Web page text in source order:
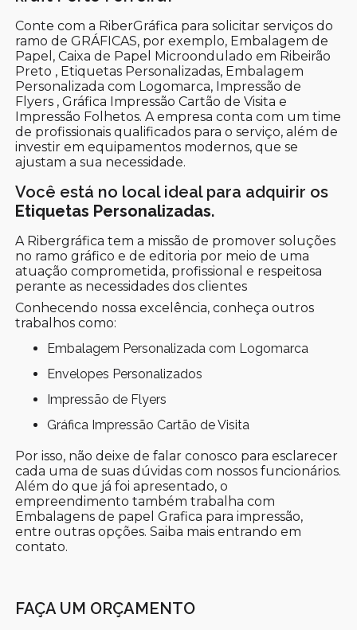
Conte com a RiberGráfica para solicitar serviços do
ramo de GRÁFICAS, por exemplo, Embalagem de
Papel, Caixa de Papel Microondulado em Ribeirão
Preto , Etiquetas Personalizadas, Embalagem
Personalizada com Logomarca, Impressão de
Flyers , Gráfica Impressão Cartão de Visita e
Impressão Folhetos. A empresa conta com um time
de profissionais qualificados para o serviço, além de
investir em equipamentos modernos, que se
ajustam a sua necessidade.
Você está no local ideal para adquirir os
Etiquetas Personalizadas.
A Ribergráfica tem a missão de promover soluções
no ramo gráfico e de editoria por meio de uma
atuação comprometida, profissional e respeitosa
perante as necessidades dos clientes
Conhecendo nossa excelência, conheça outros
trabalhos como:
Embalagem Personalizada com Logomarca
Envelopes Personalizados
Impressão de Flyers
Gráfica Impressão Cartão de Visita
Por isso, não deixe de falar conosco para esclarecer
cada uma de suas dúvidas com nossos funcionários.
Além do que já foi apresentado, o
empreendimento também trabalha com
Embalagens de papel Grafica para impressão,
entre outras opções. Saiba mais entrando em
contato.
FAÇA UM ORÇAMENTO